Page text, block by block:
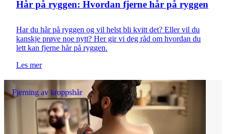
Hår på ryggen: Hvordan fjerne hår på ryggen
Har du hår på ryggen og vil helst bli kvitt det? Eller vil du
kanskje prøve noe nytt? Her gir vi deg råd om hvordan du
lett kan fjerne hår på ryggen.
Les mer
Fjerning av kroppshår